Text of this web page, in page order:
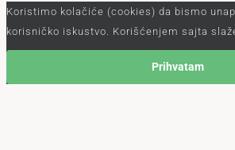
Koristimo kolačiće (cookies) da bismo
korisničko iskustvo. Korišćenjem sajta
Prihvatam